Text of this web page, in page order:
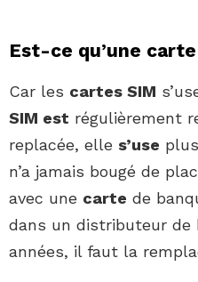
Est-ce qu’une carte
Car les cartes SIM
SIM est régulièrement
replacée, elle s’use
n’a jamais bougé de
avec une carte de
dans un distributeur de
années, il faut la